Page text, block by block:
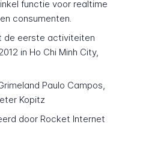
functie voor realtime
consumenten.
de eerste activiteiten
in Ho Chi Minh City,
Paulo Campos,
Kopitz
door Rocket Internet